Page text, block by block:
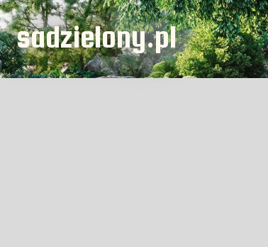
sadzielony.pl